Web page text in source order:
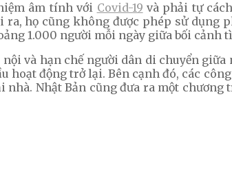
âm tính với Covid-19 và phải tự
họ cũng không được phép sử dụng
1.000 người mỗi ngày giữa bối
nội và hạn chế người dân di chuyển
động trở lại. Bên cạnh đó, các
Nhật Bản cũng đưa ra một